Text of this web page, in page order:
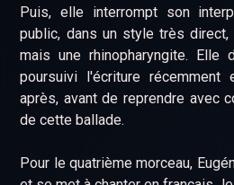
Puis, elle interrompt son
public, dans un style très direct,
mais une rhinopharyngite. Elle
poursuivi l'écriture
après, avant de reprendre avec
de cette ballade.
Pour le quatrième morceau,